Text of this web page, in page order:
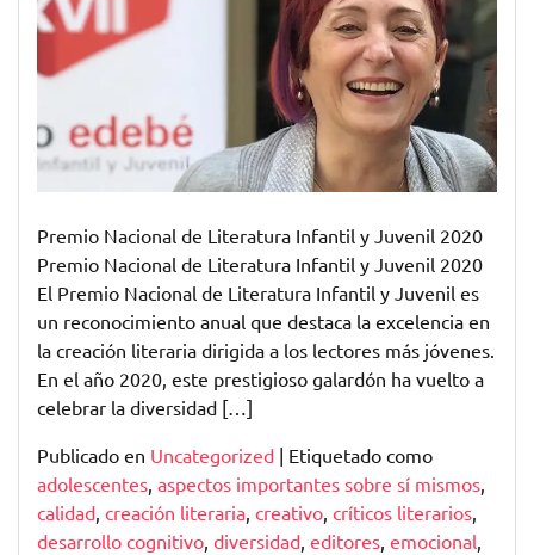
Literatura
Infantil
2020:
Celebrando
Literaria
para
los
Lectores
Más
Jóvenes
Premio Nacional de Literatura Infantil y Juvenil 2020
Premio Nacional de Literatura Infantil y Juvenil 2020
El Premio Nacional de Literatura Infantil y Juvenil es
un reconocimiento anual que destaca la excelencia en
la creación literaria dirigida a los lectores más jóvenes.
En el año 2020, este prestigioso galardón ha vuelto a
celebrar la diversidad […]
Publicado en Uncategorized | Etiquetado como
adolescentes, aspectos importantes sobre sí mismos,
calidad, creación literaria, creativo, críticos literarios,
desarrollo cognitivo, diversidad, editores, emocional,